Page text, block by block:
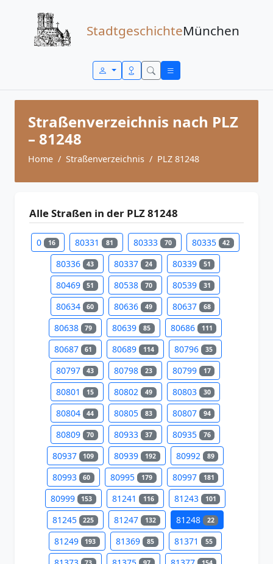
StadtgeschichteMünchen
Straßenverzeichnis nach PLZ
– 81248
Home Straßenverzeichnis PLZ 81248
Alle Straßen in der PLZ 81248
0 16 80331 81 80333 70 80335 42
80336 43 80337 24 80339 51
80469 51 80538 70 80539 31
80634 60 80636 49 80637 68
80638 79 80639 85 80686 111
80687 61 80689 114 80796 35
80797 43 80798 23 80799 17
80801 15 80802 49 80803 30
80804 44 80805 83 80807 94
80809 70 80933 37 80935 76
80937 109 80939 192 80992 89
80993 60 80995 179 80997 181
80999 153 81241 116 81243 101
81245 225 81247 132 81248 22
81249 193 81369 85 81371 55